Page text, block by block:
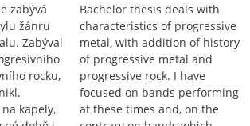
zabývá
žánru
Zabýval
rocku,
kapely,
Bachelor thesis deals with
characteristics of progressive
metal, with addition of history
of progressive metal and
progressive rock. I have
focused on bands performing
at these times and, on the